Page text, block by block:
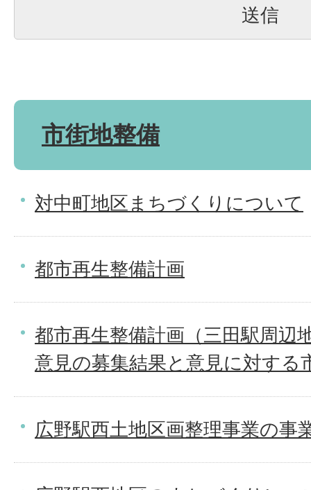
市街地整備
対中町地区まちづくりについて
都市再生整備計画
都市再生整備計画（三田駅周辺
意見の募集結果と意見に対する
広野駅西土地区画整理事業の事